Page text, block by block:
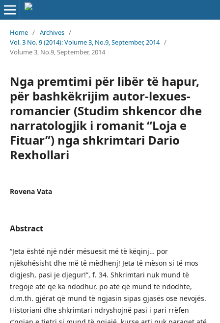
Home / Archives /
Vol. 3 No. 9 (2014): Volume 3, No.9, September, 2014 /
Volume 3, No.9, September, 2014
Nga premtimi për libër të hapur,
për bashkëkrijim autor-lexues-
romancier (Studim shkencor dhe
narratologjik i romanit “Loja e
Fituar”) nga shkrimtari Dario
Rexhollari
Rovena Vata
Abstract
“Jeta është një ndër mësuesit më të këqinj… por
njëkohësisht dhe më të mëdhenj! Jeta të mëson si të mos
digjesh, pasi je djegur!”, f. 34. Shkrimtari nuk mund të
tregojë atë që ka ndodhur, po atë që mund të ndodhte,
d.m.th. gjërat që mund të ngjasin sipas gjasës ose nevojës.
Historiani dhe shkrimtari ndryshojnë pasi i pari rrëfen